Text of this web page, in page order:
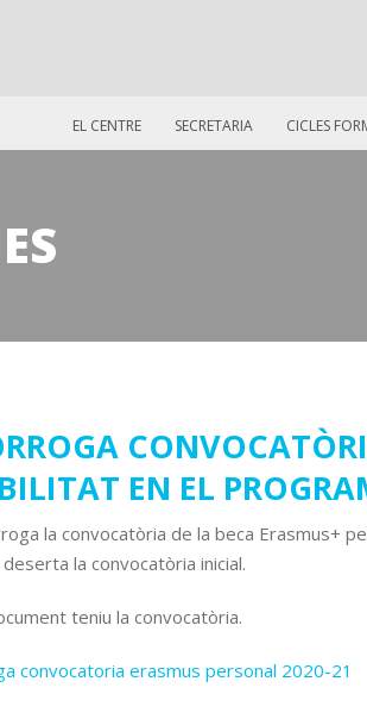
EL CENTRE SECRETARIA CICLES
EN EL
la convocatòria de la beca Erasmus+
la convocatòria inicial.
teniu la convocatòria.
convocatoria erasmus personal 2020-21